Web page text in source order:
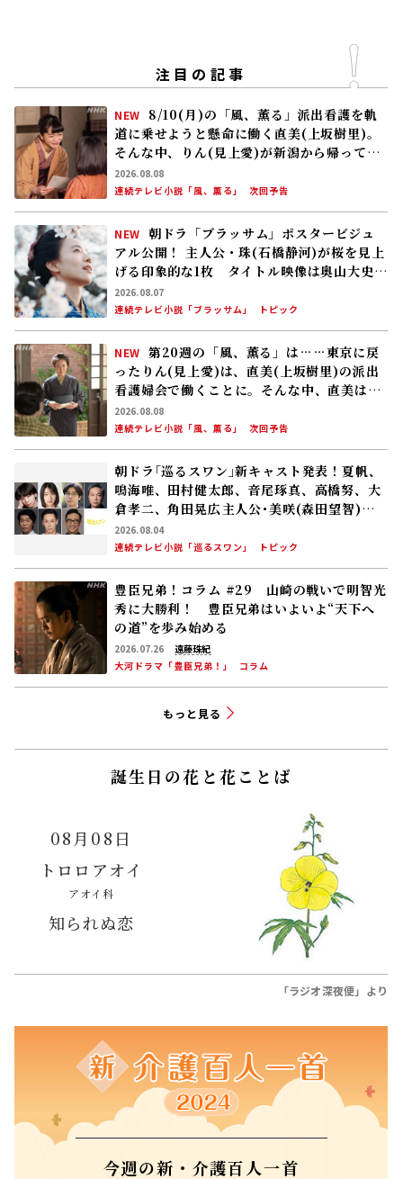
注目の記事
NEW
8/10(月)の「風、薫る」派出看護を軌
道に乗せようと懸命に働く直美(上坂樹里)。
そんな中、りん(見上愛)が新潟から帰ってく
る
2026.08.08
連続テレビ小説「風、薫る」
次回予告
NEW 朝ドラ「ブラッサム」ポスタービジュ
アル公開！ 主人公・珠(石橋静河)が桜を見上
げる印象的な1枚 タイトル映像は奥山大史監
督、語りは三條雅幸アナ 2026年度後期放
送
2026.08.07
連続テレビ小説「ブラッサム」
トピック
NEW 第20週の「風、薫る」は……東京に戻
ったりん(見上愛)は、直美(上坂樹里)の派出
看護婦会で働くことに。そんな中、直美は自
分の理想とした無償の看護を始める
2026.08.08
連続テレビ小説「風、薫る」
次回予告
朝ドラ｢巡るスワン｣新キャスト発表！夏帆、
鳴海唯、田村健太郎、音尾琢真、高橋努、大
倉孝二、角田晃広――主人公･美咲(森田望智)が
交流する警察署の人々 2027年度前期放送
2026.08.04
連続テレビ小説「巡るスワン」
トピック
豊臣兄弟！コラム #29 山崎の戦いで明智光
秀に大勝利！ 豊臣兄弟はいよいよ“天下へ
の道”を歩み始める
2026.07.26
遠藤珠紀
大河ドラマ「豊臣兄弟！」
コラム
もっと見る
誕生日の花と花ことば
08月08日
トロロアオイ
アオイ科
知られぬ恋
「ラジオ深夜便」より
今週の新・介護百人一首